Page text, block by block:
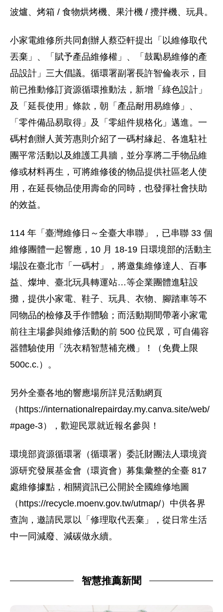
波爐、烤箱 / 食物烘烤機、果汁機 / 攪拌機、玩具。
小家電維修所共同創辦人蔡亞軒提出「以維修取代
丟棄」、「賦予產品維修權」、「鼓勵易維修的產
品設計」三大倡議。循環署副署長許智倫表示，目
前已推動修訂資源循環推動法，新增「綠色設計」
及「延長使用」條款，朝「產品耐用易維修」、
「零件備品易取得」及「零組件規格化」邁進。一
碼村創辦人黃芳惠則介紹了一碼村緣起、各進駐社
團平常活動以及維護工具牆，並分享將二手物品維
修或材料再生，可將維修後的物品提供社區老人使
用，在延長物品使用壽命的同時，也發揮社會扶助
的效益。
114 年「臺灣維修日～全臺大串聯」，已串聯 33 個
維修團體一起響應，10 月 18-19 日環境部的活動主
場設在臺北市「一碼村」，將邀集維修達人、百事
益、燦坤、臺北玩具轉運站…等企業團體進駐設
攤，提供小家電、鞋子、玩具、衣物、腳踏車等不
同物品的檢修及手作體驗；而活動期間帶著小家電
前往主場參與維修活動的前 500 位民眾，可自備容
器體驗使用「洗衣精智慧補充機」！（免費上限
500c.c.）。
另外全臺各地的響應場所詳見活動網頁
（https://internationalrepairday.my.canva.site/web/
#page-3），歡迎民眾就近報名參與！
環境部資源循環署（循環署）委託財團法人環境資
源研究發展基金會（環資會）募集彙整的全臺 817
處維修據點，相關資訊已公開於全國維修地圖
（https://recycle.moenv.gov.tw/utmap/）中供各界
查詢，邀請民眾以「修理取代丟棄」，從日常生活
中一同減廢、減碳做永續。
智慧推薦新聞